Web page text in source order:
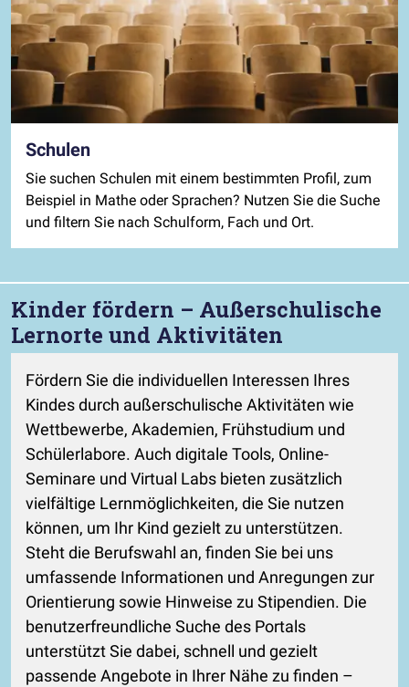
Schulen
Sie suchen Schulen mit einem bestimmten Profil, zum
Beispiel in Mathe oder Sprachen? Nutzen Sie die Suche
und filtern Sie nach Schulform, Fach und Ort.
Kinder fördern – Außerschulische
Lernorte und Aktivitäten
Fördern Sie die individuellen Interessen Ihres
Kindes durch außerschulische Aktivitäten wie
Wettbewerbe, Akademien, Frühstudium und
Schülerlabore. Auch digitale Tools, Online-
Seminare und Virtual Labs bieten zusätzlich
vielfältige Lernmöglichkeiten, die Sie nutzen
können, um Ihr Kind gezielt zu unterstützen.
Steht die Berufswahl an, finden Sie bei uns
umfassende Informationen und Anregungen zur
Orientierung sowie Hinweise zu Stipendien. Die
benutzerfreundliche Suche des Portals
unterstützt Sie dabei, schnell und gezielt
passende Angebote in Ihrer Nähe zu finden –